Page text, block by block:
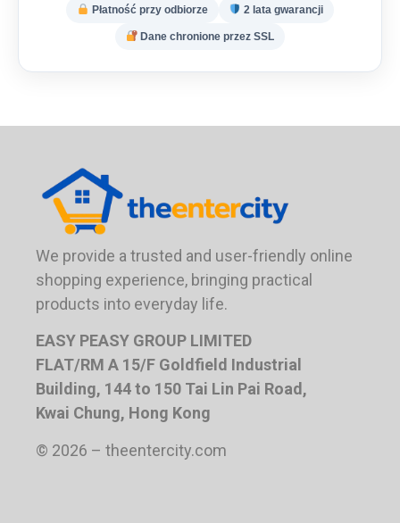
Płatność przy odbiorze 2 lata gwarancji
Dane chronione przez SSL
We provide a trusted and user-friendly online
shopping experience, bringing practical
products into everyday life.
EASY PEASY GROUP LIMITED
FLAT/RM A 15/F Goldfield Industrial
Building, 144 to 150 Tai Lin Pai Road,
Kwai Chung, Hong Kong
© 2026 – theentercity.com